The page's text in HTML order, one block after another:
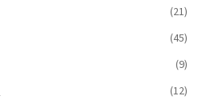
(21)
(45)
(9)
(12)